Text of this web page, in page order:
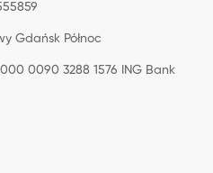
Gdańsk Północ
0090 3288 1576 ING Bank